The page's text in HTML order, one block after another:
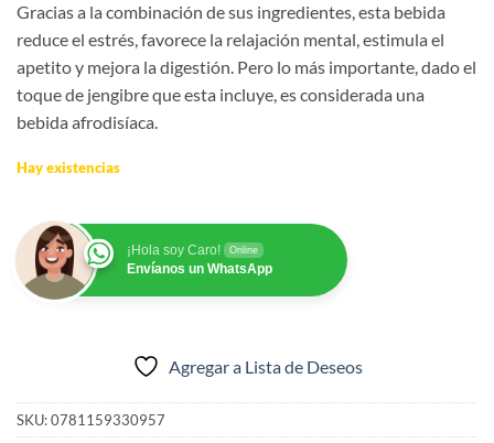
Gracias a la combinación de sus ingredientes, esta bebida
reduce el estrés, favorece la relajación mental, estimula el
apetito y mejora la digestión. Pero lo más importante, dado el
toque de jengibre que esta incluye, es considerada una
bebida afrodisíaca.
Hay existencias
¡Hola soy Caro! Online
Envíanos un WhatsApp
Agregar a Lista de Deseos
SKU:0781159330957